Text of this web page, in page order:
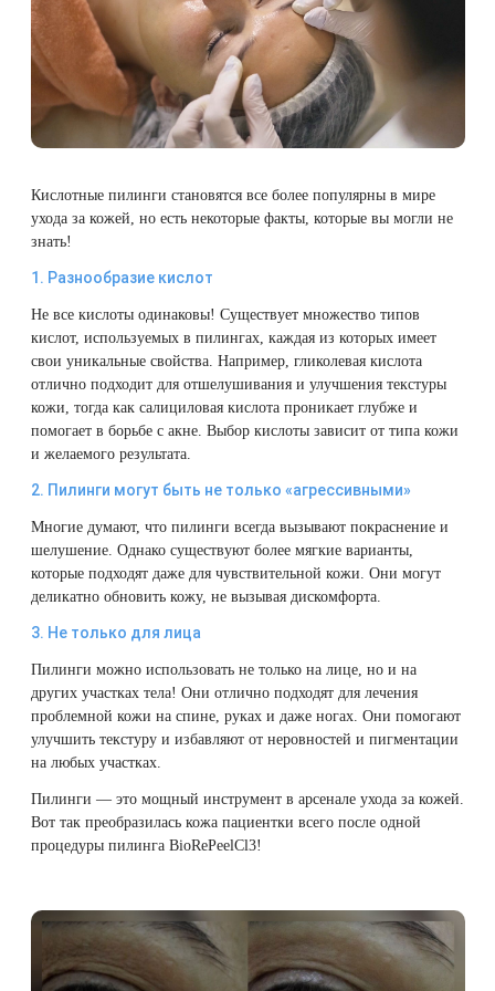
Кислотные пилинги становятся все более популярны в мире
ухода за кожей, но есть некоторые факты, которые вы могли не
знать!
1. Разнообразие кислот
Не все кислоты одинаковы! Существует множество типов
кислот, используемых в пилингах, каждая из которых имеет
свои уникальные свойства. Например, гликолевая кислота
отлично подходит для отшелушивания и улучшения текстуры
кожи, тогда как салициловая кислота проникает глубже и
помогает в борьбе с акне. Выбор кислоты зависит от типа кожи
и желаемого результата.
2. Пилинги могут быть не только «агрессивными»
Многие думают, что пилинги всегда вызывают покраснение и
шелушение. Однако существуют более мягкие варианты,
которые подходят даже для чувствительной кожи. Они могут
деликатно обновить кожу, не вызывая дискомфорта.
3. Не только для лица
Пилинги можно использовать не только на лице, но и на
других участках тела! Они отлично подходят для лечения
проблемной кожи на спине, руках и даже ногах. Они помогают
улучшить текстуру и избавляют от неровностей и пигментации
на любых участках.
Пилинги — это мощный инструмент в арсенале ухода за кожей.
Вот так преобразилась кожа пациентки всего после одной
процедуры пилинга BioRePeelCl3!
Удаление растяжек
Лазерная наноперфорация
Лазерная эпиляция
Лазерная QOOL-эпиляция
Лазерное омоложение рук
Удаление татуировок
Удаление татуажа (перманентного макияжа)
Лазерное удаление невуса
Лечение прыщей (угревой сыпи)
Лечение гиперпигментации
Удаление веснушек
Удаление сосудистых звездочек
Удаление винного пятна
Лечение псориаза
Лазерное удаление рубцов
Плазмотерапия
Нитевой лифтинг
Озонотерапия
Контурная пластика лица
Дермотония на аппарате SKINTONIC
(Скинтоник)
Микротоки и миостимуляция
УВТ терапия на аппарате EWATage
Ультразвуковая чистка лица
RSL-скульптурирование
Вакуумно-роликовый массаж на аппарате
Beautyliner (Бьютилайнер)
Вакуумно-роликовый массаж на аппарате
Фотодинамическая терапия HELEO™
ДНК-тестирование
Интегративная косметология
Процедуры для детей
Маникюр и педикюр
Косметология для мужчин
Купить космецевтику VIF
Избавиться от растяжек на животе
Освежить кожу
Омолодить кожу рук
Изменить овал лица
Избавиться от морщин
Убрать морщины на шее
Увеличить губы
Удалить морщины вокруг глаз
Удалить носогубные складки
Удалить перманентный макияж
Удалить рубцы
Поднять брови
Молодую и увлажнённую кожу вокруг глаз
Вылечить расширенные поры
Избавиться от пигментных пятен на лице
Конгресс ECALM